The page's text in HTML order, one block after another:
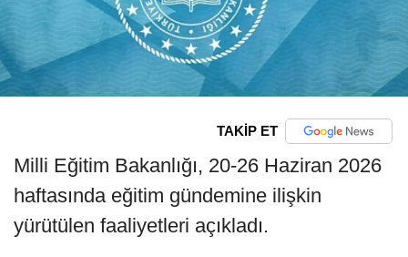
TAKİP ET
Milli Eğitim Bakanlığı, 20-26 Haziran 2026
haftasında eğitim gündemine ilişkin
yürütülen faaliyetleri açıkladı.